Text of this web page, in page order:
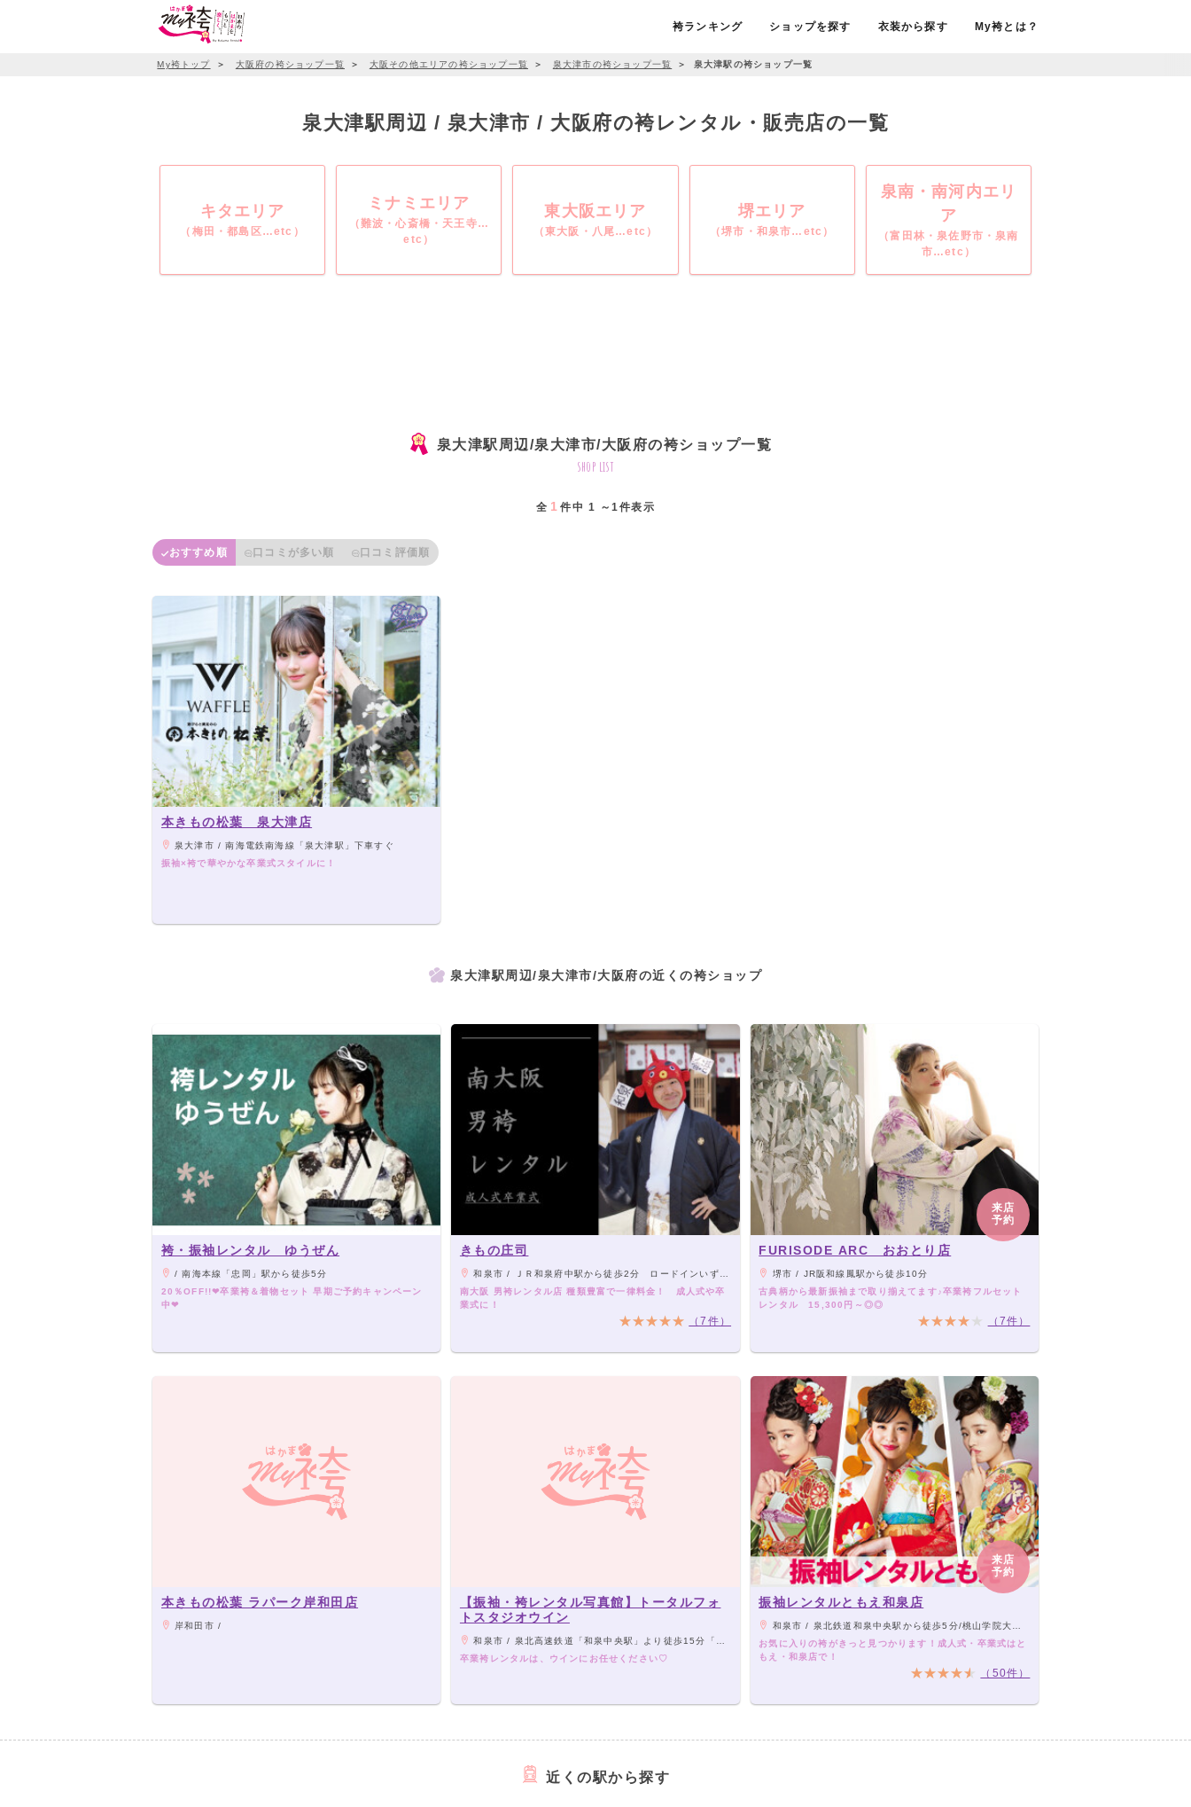
袴ランキング ショップを探す 衣装から探す My袴とは？
My袴トップ ＞ 大阪府の袴ショップ一覧 ＞ 大阪その他エリアの袴ショップ一覧 ＞ 泉大津市の袴ショップ一覧 ＞ 泉大津駅の袴ショップ一覧
泉大津駅周辺 / 泉大津市 / 大阪府の袴レンタル・販売店の一覧
キタエリア
（梅田・都島区…etc）
ミナミエリア
（難波・心斎橋・天王寺…
etc）
東大阪エリア
（東大阪・八尾…etc）
堺エリア
（堺市・和泉市…etc）
泉南・南河内エリ
ア
（富田林・泉佐野市・泉南
市…etc）
泉大津駅周辺/泉大津市/大阪府の袴ショップ一覧
shop list
全 1 件中 1 ～1件表示
おすすめ順 口コミが多い順 口コミ評価順
本きもの松葉 泉大津店
泉大津市 / 南海電鉄南海線「泉大津駅」下車すぐ
振袖×袴で華やかな卒業式スタイルに！
泉大津駅周辺/泉大津市/大阪府の近くの袴ショップ
袴・振袖レンタル ゆうぜん
/ 南海本線「忠岡」駅から徒歩5分
20％OFF!!❤卒業袴＆着物セット 早期ご予約キャンペーン
中❤
きもの庄司
和泉市 / ＪＲ和泉府中駅から徒歩2分 ロードインいずみ商店街内
南大阪 男袴レンタル店 種類豊富で一律料金！ 成人式や卒
業式に！
（7件）
来店
予約
FURISODE ARC おおとり店
堺市 / JR阪和線鳳駅から徒歩10分
古典柄から最新振袖まで取り揃えてます♪卒業袴フルセット
レンタル 15,300円～◎◎
（7件）
本きもの松葉 ラパーク岸和田店
岸和田市 /
【振袖・袴レンタル写真館】トータルフォ
トスタジオウイン
和泉市 / 泉北高速鉄道「和泉中央駅」より徒歩15分「唐国中1号信号」左折、次の信号過ぎてすぐ。（内田町オークワとファミリーマート間すぐ）
卒業袴レンタルは、ウインにお任せください♡
来店
予約
振袖レンタルともえ和泉店
和泉市 / 泉北鉄道和泉中央駅から徒歩5分/桃山学院大学近く
お気に入りの袴がきっと見つかります！成人式・卒業式はと
もえ・和泉店で！
（50件）
近くの駅から探す